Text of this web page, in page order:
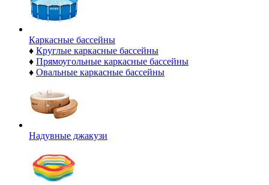
Каркасные бассейны
♦ Круглые каркасные бассейны
♦ Прямоугольные каркасные бассейны
♦ Овальные каркасные бассейны
Надувные джакузи